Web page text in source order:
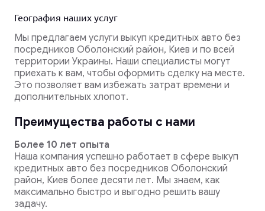
География наших услуг
Мы предлагаем услуги выкуп кредитных авто без
посредников Оболонский район, Киев и по всей
территории Украины. Наши специалисты могут
приехать к вам, чтобы оформить сделку на месте.
Это позволяет вам избежать затрат времени и
дополнительных хлопот.
Преимущества работы с нами
Более 10 лет опыта
Наша компания успешно работает в сфере выкуп
кредитных авто без посредников Оболонский
район, Киев более десяти лет. Мы знаем, как
максимально быстро и выгодно решить вашу
задачу.